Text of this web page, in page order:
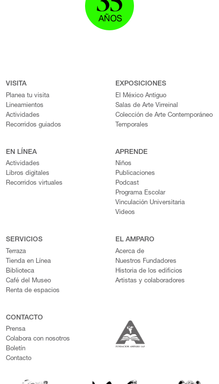
VISITA
Planea tu visita
Lineamientos
Actividades
Recorridos guiados
EXPOSICIONES
El México Antiguo
Salas de Arte Virreinal
Colección de Arte Contemporáneo
Temporales
EN LÍNEA
Actividades
Libros digitales
Recorridos virtuales
APRENDE
Niños
Publicaciones
Podcast
Programa Escolar
Vinculación Universitaria
Videos
SERVICIOS
Terraza
Tienda en Línea
Biblioteca
Café del Museo
Renta de espacios
EL AMPARO
Acerca de
Nuestros Fundadores
Historia de los edificios
Artistas y colaboradores
CONTACTO
Prensa
Colabora con nosotros
Boletín
Contacto